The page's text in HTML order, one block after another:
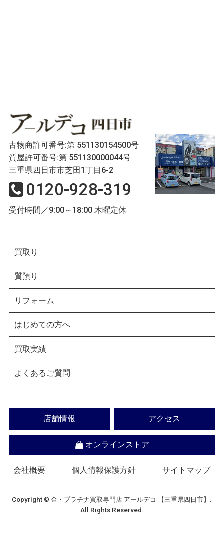
古物商許可番号:第 551130154500号
質屋許可番号:第 551130000044号
三重県四日市市芝田1丁目6-2
0120-928-319
受付時間／9:00～18:00 木曜定休
買取り
質預り
リフォーム
はじめての方へ
買取実績
よくあるご質問
店舗情報 アクセス
オンラインストア
会社概要 個人情報保護方針 サイトマップ
Copyright © 金・プラチナ買取専門店 アールデコ 【三重県四日市】.
All Rights Reserved.